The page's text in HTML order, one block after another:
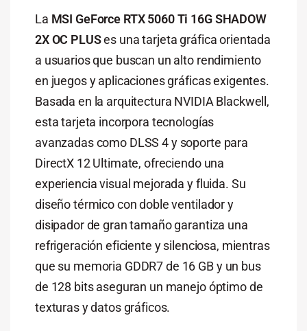
La MSI GeForce RTX 5060 Ti 16G SHADOW
2X OC PLUSes una tarjeta gráfica orientada
a usuarios que buscan un alto rendimiento
en juegos y aplicaciones gráficas exigentes.
Basada en la arquitectura NVIDIA Blackwell,
esta tarjeta incorpora tecnologías
avanzadas como DLSS 4 y soporte para
DirectX 12 Ultimate, ofreciendo una
experiencia visual mejorada y fluida. Su
diseño térmico con doble ventilador y
disipador de gran tamaño garantiza una
refrigeración eficiente y silenciosa, mientras
que su memoria GDDR7 de 16 GB y un bus
de 128 bits aseguran un manejo óptimo de
texturas y datos gráficos.